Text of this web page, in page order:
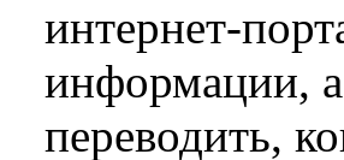
интернет-
информации, а
переводить,